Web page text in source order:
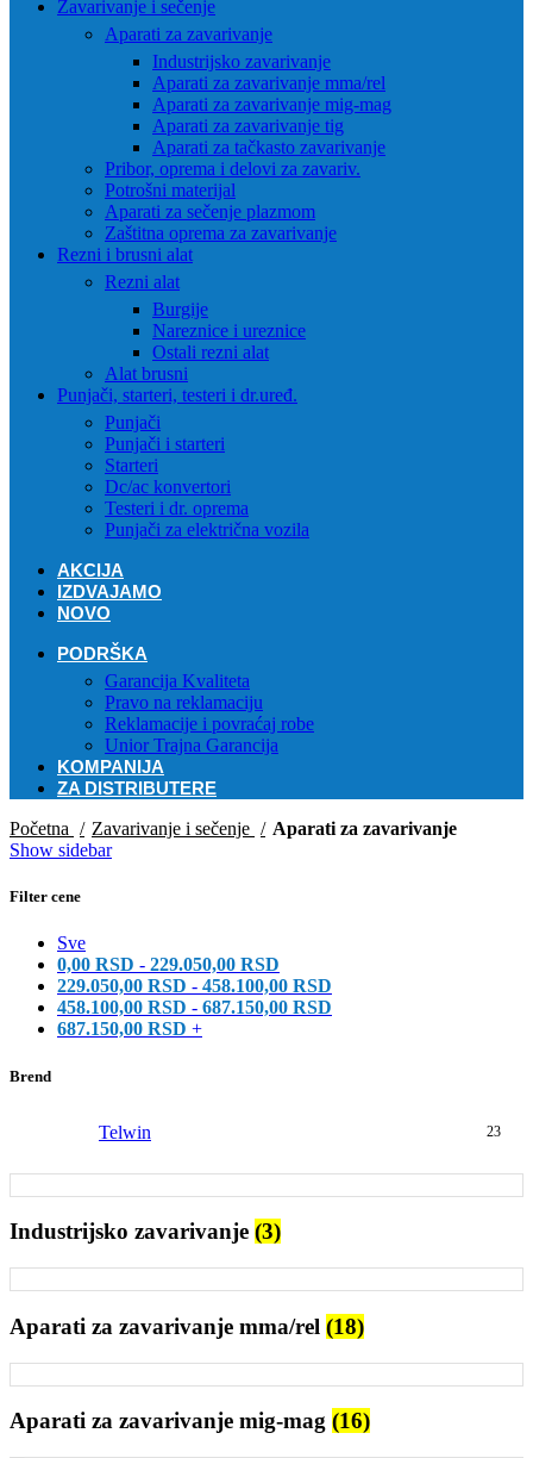
Zavarivanje i sečenje
Aparati za zavarivanje
Industrijsko zavarivanje
Aparati za zavarivanje mma/rel
Aparati za zavarivanje mig-mag
Aparati za zavarivanje tig
Aparati za tačkasto zavarivanje
Pribor, oprema i delovi za zavariv.
Potrošni materijal
Aparati za sečenje plazmom
Zaštitna oprema za zavarivanje
Rezni i brusni alat
Rezni alat
Burgije
Nareznice i ureznice
Ostali rezni alat
Alat brusni
Punjači, starteri, testeri i dr.uređ.
Punjači
Punjači i starteri
Starteri
Dc/ac konvertori
Testeri i dr. oprema
Punjači za električna vozila
AKCIJA
IZDVAJAMO
NOVO
PODRŠKA
Garancija Kvaliteta
Pravo na reklamaciju
Reklamacije i povraćaj robe
Unior Trajna Garancija
KOMPANIJA
ZA DISTRIBUTERE
Početna
Zavarivanje i sečenje
Aparati za zavarivanje
Show sidebar
Filter cene
Sve
0,00 RSD - 229.050,00 RSD
229.050,00 RSD - 458.100,00 RSD
458.100,00 RSD - 687.150,00 RSD
687.150,00 RSD +
Brend
Telwin 23
Industrijsko zavarivanje (3)
Aparati za zavarivanje mma/rel (18)
Aparati za zavarivanje mig-mag (16)